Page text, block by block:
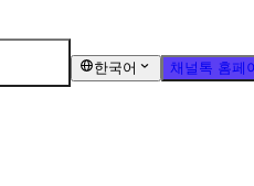
한국어 채널톡 홈페